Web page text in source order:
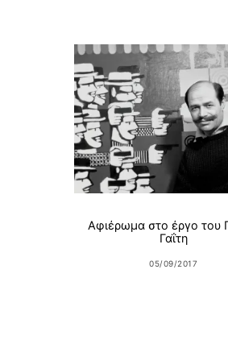
Αφιέρωμα στο έργο του
Γαΐτη
05/09/2017